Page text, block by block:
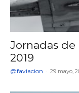
Jornadas de
2019
@faviacion - 29 mayo,